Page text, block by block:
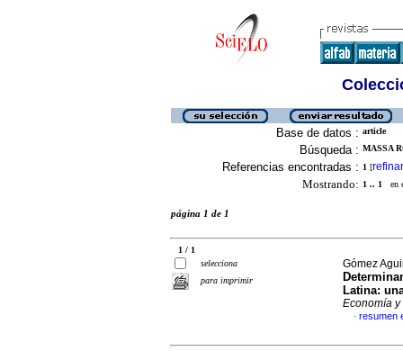
Base de datos : article
Búsqueda : MASSA
Referencias encontradas : 1 [refinar
Mostrando: 1 .. 1 en
página 1 de 1
1 / 1
selecciona
para imprimir
Gómez
Latina:
Economía y
· resumen